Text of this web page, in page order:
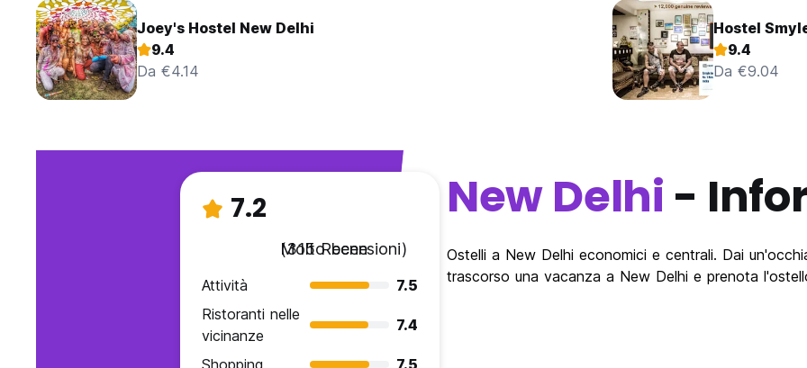
Joey's Hostel New Delhi
9.4
Da €4.14
Hostel
9.4
Da €9.04
7.2
Molto bene
(315 Recensioni)
Attività
7.5
Ristoranti nelle
vicinanze
7.4
New Delhi -
Ostelli a New Delhi economici e centrali. Dai
trascorso una vacanza a New Delhi e prenota